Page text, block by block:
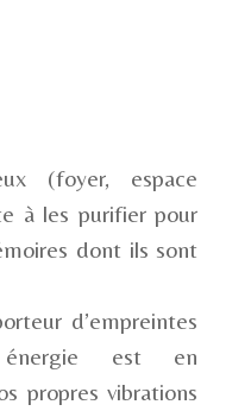
(foyer, espace
à les purifier pour
dont ils sont
d’empreintes
énergie est en
propres vibrations